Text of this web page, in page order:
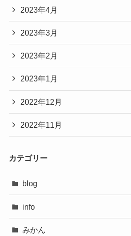
2023年4月
2023年3月
2023年2月
2023年1月
2022年12月
2022年11月
カテゴリー
blog
info
みかん